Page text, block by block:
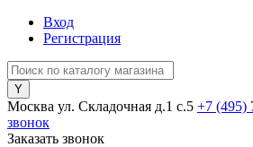
Вход
Регистрация
Москва ул. Складочная д.1 c.5 +7 (495)
звонок
Заказать звонок